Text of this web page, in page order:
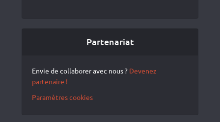
Partenariat
Envie de collaborer avec nous ? Devenez
partenaire !
Paramètres cookies